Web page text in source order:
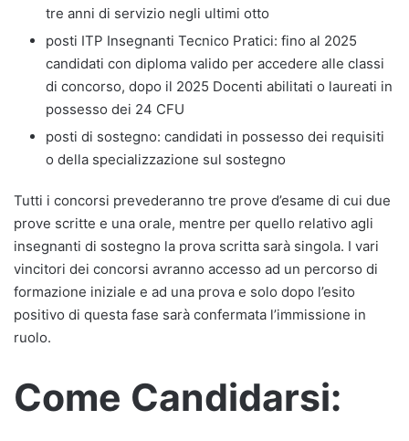
tre anni di servizio negli ultimi otto
posti ITP Insegnanti Tecnico Pratici: fino al 2025
candidati con diploma valido per accedere alle classi
di concorso, dopo il 2025 Docenti abilitati o laureati in
possesso dei 24 CFU
posti di sostegno: candidati in possesso dei requisiti
o della specializzazione sul sostegno
Tutti i concorsi prevederanno tre prove d’esame di cui due
prove scritte e una orale, mentre per quello relativo agli
insegnanti di sostegno la prova scritta sarà singola. I vari
vincitori dei concorsi avranno accesso ad un percorso di
formazione iniziale e ad una prova e solo dopo l’esito
positivo di questa fase sarà confermata l’immissione in
ruolo.
Come Candidarsi: